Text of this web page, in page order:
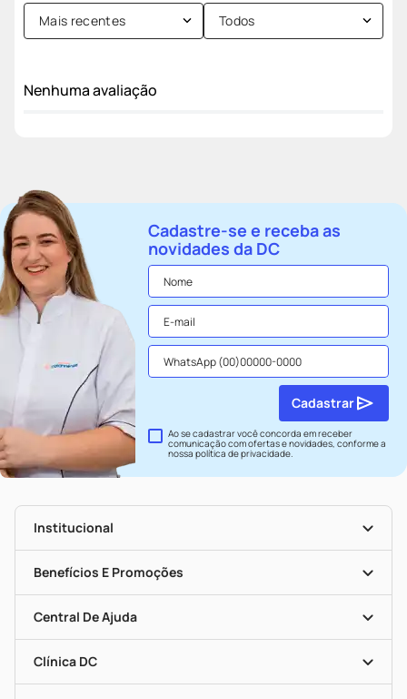
Mais recentes Todos
Nenhuma avaliação
Cadastre-se e receba as
novidades da DC
Ao se cadastrar você concorda em receber
comunicação com ofertas e novidades, conforme a
nossapolítica de privacidade.
Cadastrar
Institucional
Nossas Lojas
Seja Uma Loja Parceira
Mapa De Categorias
Benefícios E Promoções
Convênios
Programa Popular Do Brasil
Encarte De Ofertas
Dermaclub
Cupons E Ofertas
Central De Ajuda
Recompra Programada
Alomed
Clínica DC